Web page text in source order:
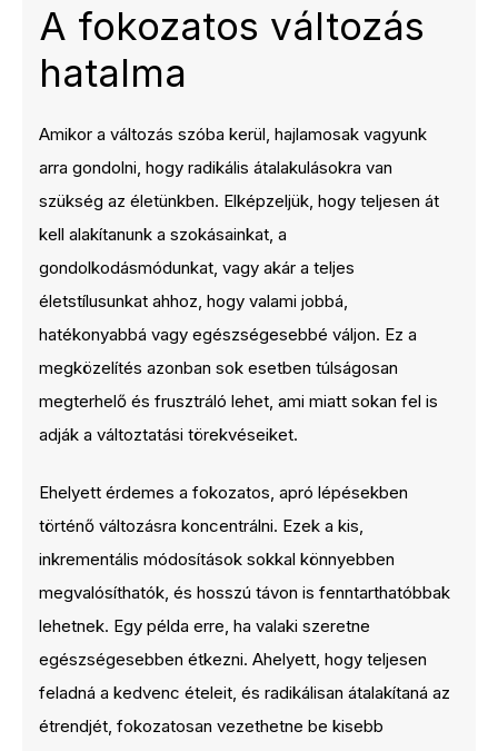
A fokozatos változás
hatalma
Amikor a változás szóba kerül, hajlamosak vagyunk
arra gondolni, hogy radikális átalakulásokra van
szükség az életünkben. Elképzeljük, hogy teljesen át
kell alakítanunk a szokásainkat, a
gondolkodásmódunkat, vagy akár a teljes
életstílusunkat ahhoz, hogy valami jobbá,
hatékonyabbá vagy egészségesebbé váljon. Ez a
megközelítés azonban sok esetben túlságosan
megterhelő és frusztráló lehet, ami miatt sokan fel is
adják a változtatási törekvéseiket.
Ehelyett érdemes a fokozatos, apró lépésekben
történő változásra koncentrálni. Ezek a kis,
inkrementális módosítások sokkal könnyebben
megvalósíthatók, és hosszú távon is fenntarthatóbbak
lehetnek. Egy példa erre, ha valaki szeretne
egészségesebben étkezni. Ahelyett, hogy teljesen
feladná a kedvenc ételeit, és radikálisan átalakítaná az
étrendjét, fokozatosan vezethetne be kisebb